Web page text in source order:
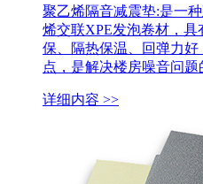
聚乙烯隔音减震垫:是一
烯交联XPE发泡卷材，
保、隔热保温、回弹力
点，是解决楼房噪音问题
详细内容 >>